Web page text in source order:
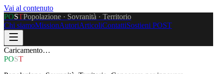
Vai al contenuto
POSTPopolazione · Sovranità · Territorio
Chi siamoMissionAutoriArticoliContattiSostieni POST
Caricamento…
POST